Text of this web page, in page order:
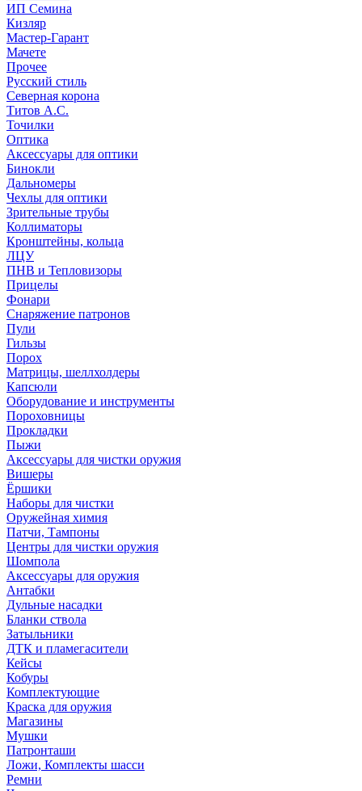
ИП Семина
Кизляр
Мастер-Гарант
Мачете
Прочее
Русский стиль
Северная корона
Титов А.С.
Точилки
Оптика
Аксессуары для оптики
Бинокли
Дальномеры
Чехлы для оптики
Зрительные трубы
Коллиматоры
Кронштейны, кольца
ЛЦУ
ПНВ и Тепловизоры
Прицелы
Фонари
Снаряжение патронов
Пули
Гильзы
Порох
Матрицы, шеллхолдеры
Капсюли
Оборудование и инструменты
Пороховницы
Прокладки
Пыжи
Аксессуары для чистки оружия
Вишеры
Ёршики
Наборы для чистки
Оружейная химия
Патчи, Тампоны
Центры для чистки оружия
Шомпола
Аксессуары для оружия
Антабки
Дульные насадки
Бланки ствола
Затыльники
ДТК и пламегасители
Кейсы
Кобуры
Комплектующие
Краска для оружия
Магазины
Мушки
Патронташи
Ложи, Комплекты шасси
Ремни